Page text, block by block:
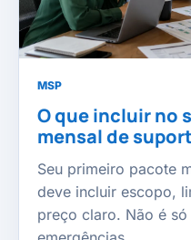
MSP
O que incluir no
mensal de
Seu primeiro pacote
deve incluir escopo,
preço claro. Não é